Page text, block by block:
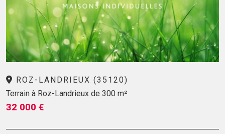
ROZ-LANDRIEUX (35120)
Terrain à Roz-Landrieux de 300 m²
32 000 €